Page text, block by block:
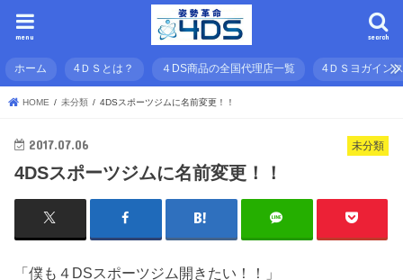
search
menu
ホーム 4ＤＳとは？ ４DS商品の全国代理店一覧 4ＤＳヨガイン
HOME 未分類 4DSスポーツジムに名前変更！！
未分類
2017.07.06
4DSスポーツジムに名前変更！！
「僕も４DSスポーツジム開きたい！！」